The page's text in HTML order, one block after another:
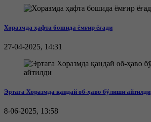
Хоразмда ҳафта бошида ёмғир ёғади
27-04-2025, 14:31
Эртага Хоразмда қандай об-ҳаво бўлиши айтилди
8-06-2025, 13:58